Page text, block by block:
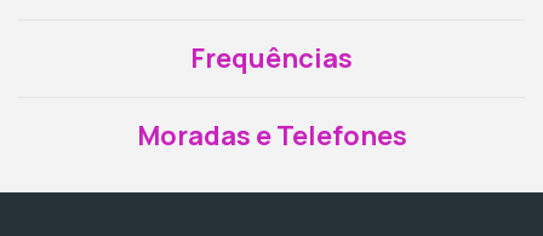
Frequências
Moradas e Telefones